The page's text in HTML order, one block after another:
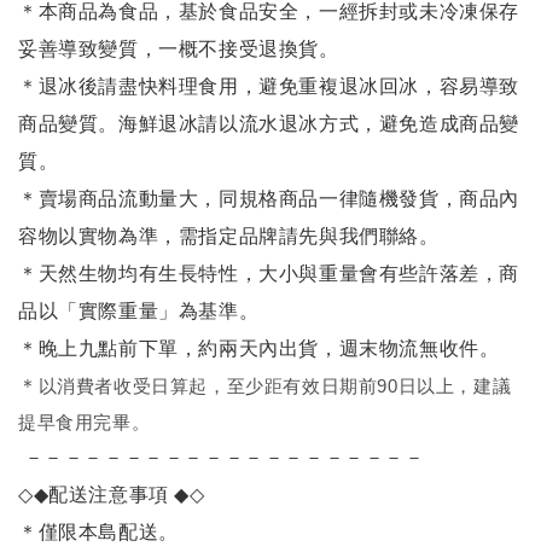
＊本商品為食品，基於食品安全，一經拆封或未冷凍保存
妥善導致變質，一概不接受退換貨。
＊退冰後請盡快料理食用，避免重複退冰回冰，容易導致
商品變質。海鮮退冰請以流水退冰方式，避免造成商品變
質。
＊賣場商品流動量大，同規格商品一律隨機發貨，商品內
容物以實物為準，需指定品牌請先與我們聯絡。
＊天然生物均有生長特性，大小與重量會有些許落差，商
品以「實際重量」為基準。
＊晚上九點前下單，約兩天內出貨，週末物流無收件。
＊ 以消費者收受日算起，至少距有效日期前90日以上，建議
提早食用完畢。
－－－－－－－－－－－－－－－－－－－－
◇◆配送注意事項◆◇
＊僅限本島配送。